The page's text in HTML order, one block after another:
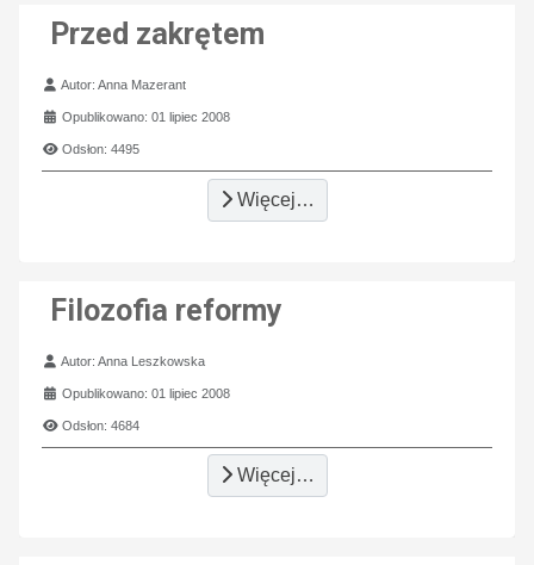
Przed zakrętem
Szczegóły
Autor:Anna Mazerant
Opublikowano: 01 lipiec 2008
Odsłon: 4495
Więcej…
Filozofia reformy
Szczegóły
Autor:Anna Leszkowska
Opublikowano: 01 lipiec 2008
Odsłon: 4684
Więcej…